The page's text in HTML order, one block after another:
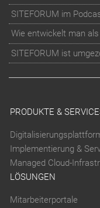
SITEFORUM im
SITEFORUM ist
PRODUKTE &
Implementierung &
Managed Cloud-
LÖSUNGEN
Mitarbeiterportale